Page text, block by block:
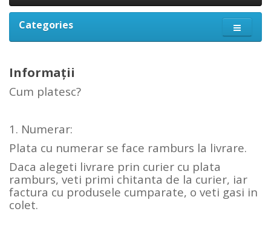
Categories
Informaţii
Cum platesc?
1. Numerar:
Plata cu numerar se face ramburs la livrare.
Daca alegeti livrare prin curier cu plata
ramburs, veti primi chitanta de la curier, iar
factura cu produsele cumparate, o veti gasi in
colet.